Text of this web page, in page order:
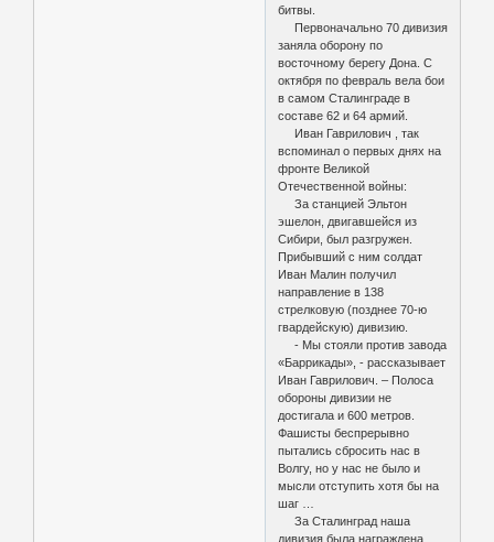
битвы.
Первоначально 70 дивизия
заняла оборону по
восточному берегу Дона. С
октября по февраль вела бои
в самом Сталинграде в
составе 62 и 64 армий.
Иван Гаврилович , так
вспоминал о первых днях на
фронте Великой
Отечественной войны:
За станцией Эльтон
эшелон, двигавшейся из
Сибири, был разгружен.
Прибывший с ним солдат
Иван Малин получил
направление в 138
стрелковую (позднее 70-ю
гвардейскую) дивизию.
- Мы стояли против завода
«Баррикады», - рассказывает
Иван Гаврилович. – Полоса
обороны дивизии не
достигала и 600 метров.
Фашисты беспрерывно
пытались сбросить нас в
Волгу, но у нас не было и
мысли отступить хотя бы на
шаг …
За Сталинград наша
дивизия была награждена